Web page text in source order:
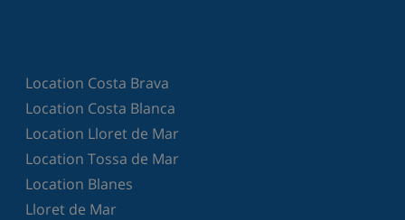
Location Costa Brava
Location Costa Blanca
Location Lloret de Mar
Location Tossa de Mar
Location Blanes
Lloret de Mar